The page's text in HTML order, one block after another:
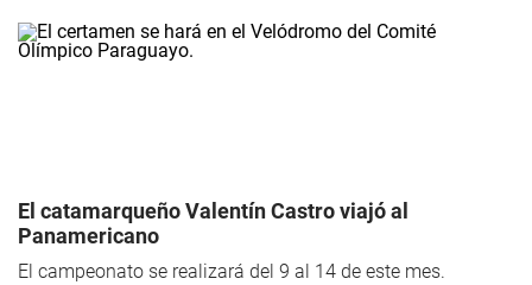
El catamarqueño Valentín Castro viajó al
Panamericano
El campeonato se realizará del 9 al 14 de este mes.